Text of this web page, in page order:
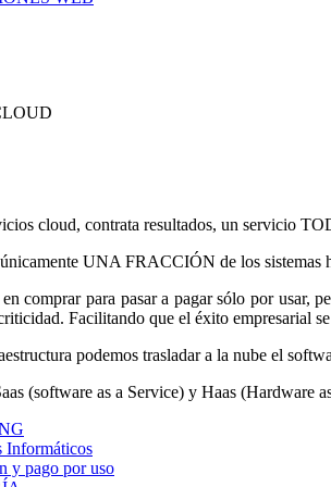
cloud, contrata resultados, un servicio
UNA FRACCIÓN de los sistemas
comprar para pasar a pagar sólo por usar,
Facilitando que el éxito empresarial
podemos trasladar a la nube el
(software as a Service) y Haas
Informáticos
y pago por uso